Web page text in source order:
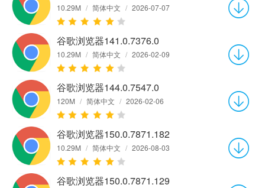
10.29M / 简体中文 / 2026-07-07
谷歌浏览器141.0.7376.0
10.29M / 简体中文 / 2026-02-09
谷歌浏览器144.0.7547.0
120M / 简体中文 / 2026-02-06
谷歌浏览器150.0.7871.182
10.29M / 简体中文 / 2026-08-03
谷歌浏览器150.0.7871.129